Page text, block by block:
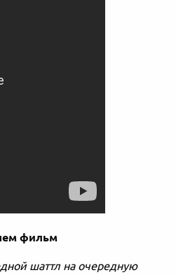
фильм
шаттл на очередную